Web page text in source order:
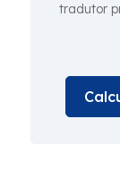
tradutor